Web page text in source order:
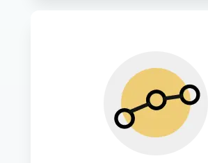
रणनीतिक क्लाउड कंप्यूटिंग प्रगति
संचालन को सुव्यवस्थित और दक्षता